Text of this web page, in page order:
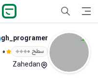
gh_programer
سطح ۰ 0
Zahedan